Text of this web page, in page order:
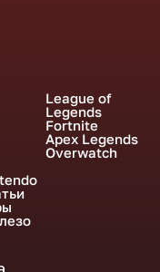
League of
Legends
Fortnite
Apex Legends
Overwatch